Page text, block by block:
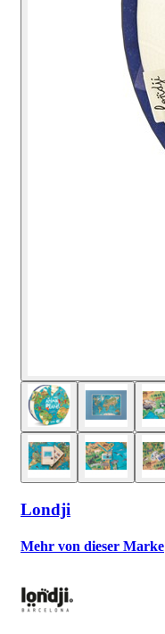
Londji
Mehr von dieser Marke